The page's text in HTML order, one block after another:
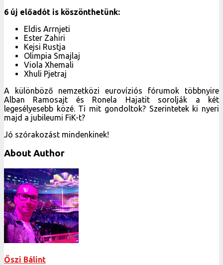
6 új előadót is köszönthetünk:
Eldis Arrnjeti
Ester Zahiri
Kejsi Rustja
Olimpia Smajlaj
Viola Xhemali
Xhuli Pjetraj
A különböző nemzetközi eurovíziós fórumok többnyire
Alban Ramosajt és Ronela Hajatit sorolják a két
legesélyesebb közé. Ti mit gondoltok? Szerintetek ki nyeri
majd a jubileumi FiK-t?
Jó szórakozást mindenkinek!
About Author
Őszi Bálint